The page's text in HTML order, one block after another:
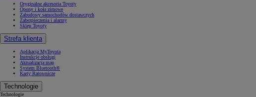
Oryginalne akcesoria Toyoty
Opony i koła zimowe
Zabudowy samochodów dostawczych
Zabezpieczenia i alarmy
Sklep Toyoty
Strefa klienta
Aplikacja MyToyota
Instrukcje obsługi
Aktualizacja map
System Bluetooth®
Karty Ratownicze
Technologie
Technologie